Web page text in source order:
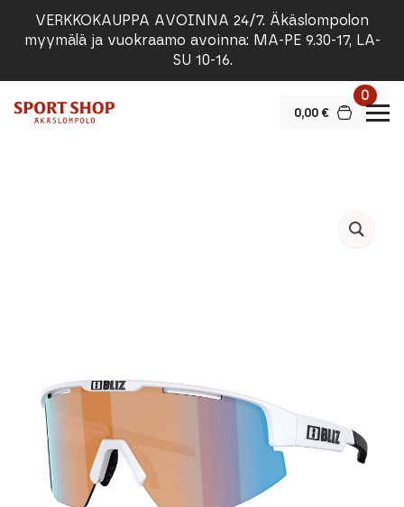
VERKKOKAUPPA AVOINNA 24/7. Äkäslompolon
myymälä ja vuokraamo avoinna: MA-PE 9.30-17, LA-
SU 10-16.
0,00 €
0